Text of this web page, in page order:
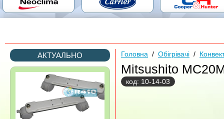
АКТУАЛЬНО Головна / Обігрівачі /
Mitsushito
код: 10-14-03